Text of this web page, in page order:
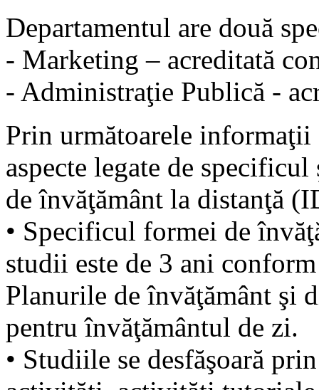
Departamentul are două
- Marketing – acreditată
- Administraţie Publică -
Prin următoarele informaţii
aspecte legate de
de învăţământ la distanţă
• Specificul formei de
studii este de 3 ani
Planurile de învăţământ şi
pentru învăţământul de zi.
• Studiile se desfăşoară